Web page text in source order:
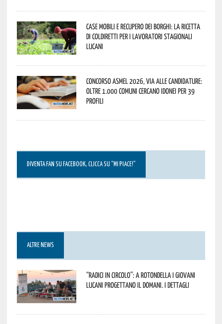
Case mobili e recupero dei borghi: la ricetta
di Coldiretti per i lavoratori stagionali
lucani
Concorso Asmel 2026, via alle candidature:
oltre 1.000 Comuni cercano idonei per 39
profili
DIVENTA FAN SU FACEBOOK, CLICCA SU “MI PIACE!”
ALTRE NEWS
“Radici in Circolo”: a Rotondella i giovani
lucani progettano il domani. I dettagli